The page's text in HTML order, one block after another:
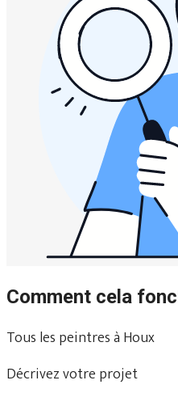
Comment cela
Tous les peintres à Houx
Décrivez votre projet